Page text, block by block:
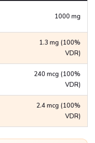
1000 mg
1.3 mg (100%
VDR)
240 mcg (100%
VDR)
2.4 mcg (100%
VDR)